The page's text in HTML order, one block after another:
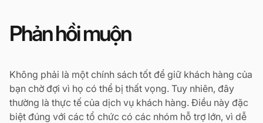
Phản hồi muộn
Không phải là một chính sách tốt để giữ khách hàng của
bạn chờ đợi vì họ có thể bị thất vọng. Tuy nhiên, đây
thường là thực tế của dịch vụ khách hàng. Điều này đặc
biệt đúng với các tổ chức có các nhóm hỗ trợ lớn, vì dễ